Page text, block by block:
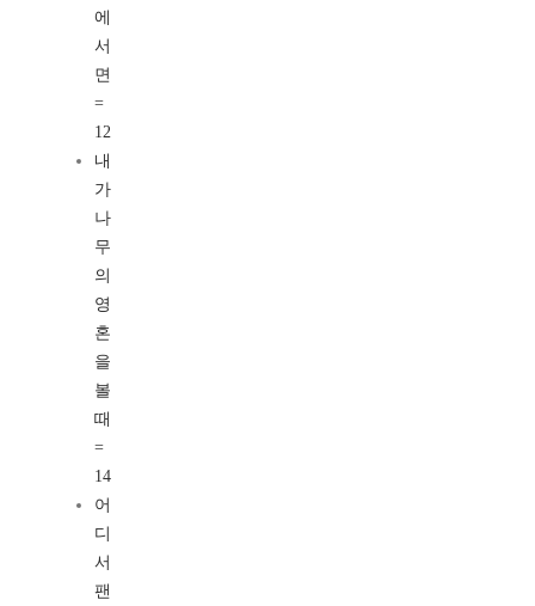
에
서
면
=
12
내
가
나
무
의
영
혼
을
볼
때
=
14
어
디
서
팬